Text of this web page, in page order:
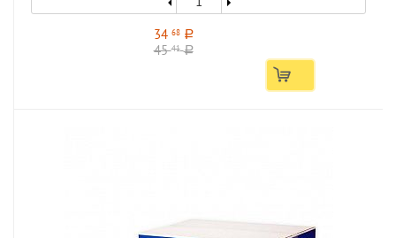
34 68 a
4541 a